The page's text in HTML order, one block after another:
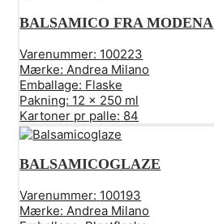
BALSAMICO FRA MODENA
Varenummer: 100223
Mærke: Andrea Milano
Emballage: Flaske
Pakning: 12 x 250 ml
Kartoner pr palle: 84
BALSAMICOGLAZE
Varenummer: 100193
Mærke: Andrea Milano